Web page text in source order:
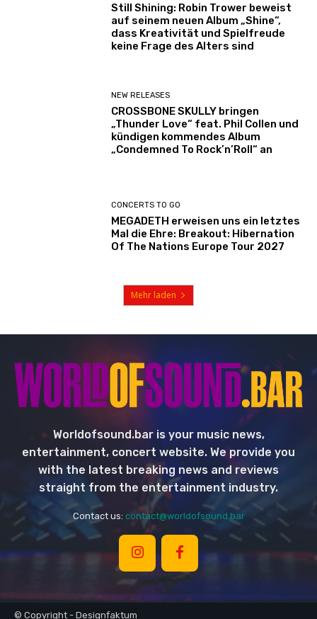
Still Shining: Robin Trower beweist
auf seinem neuen Album „Shine“,
dass Kreativität und Spielfreude
keine Frage des Alters sind
NEW RELEASES
CROSSBONE SKULLY bringen
„Thunder Love“ feat. Phil Collen und
kündigen kommendes Album
„Condemned To Rock’n’Roll“ an
CONCERTS TO GO
MEGADETH erweisen uns ein letztes
Mal die Ehre: Breakout: Hibernation
Of The Nations Europe Tour 2027
Mehr laden
Worldofsound.bar is your music news,
entertainment, concert website. We provide you
with the latest breaking news and reviews
straight from the entertainment industry.
Contact us: contact@worldofsound.bar
© Copyright - Designfaktum